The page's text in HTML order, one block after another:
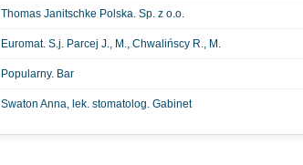
Thomas Janitschke Polska. Sp. z o.o.
Euromat. S.j. Parcej J., M., Chwalińscy R., M.
Popularny. Bar
Swaton Anna, lek. stomatolog. Gabinet